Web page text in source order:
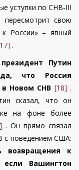
уступки по СНВ-III
пересмотрит свою
России» – явный
.
президент Путин
что Россия
в Новом СНВ [18] .
сказал, что он
на фоне более
. Он прямо связал
с поведением США:
возвращения к
Вашингтон